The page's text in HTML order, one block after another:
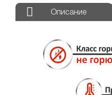
Описание